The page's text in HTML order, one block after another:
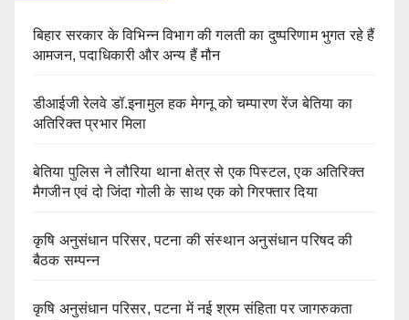
बिहार सरकार के विभिन्न विभाग की गलती का दुष्परिणाम भुगत रहे हैं
आमजन, पदाधिकारी और अन्य हैं मौन
डीआईजी रेलवे डॉ.इनामुल हक मेगनू को चम्पारण रेंज बेतिया का
अतिरिक्त प्रभार मिला
बेतिया पुलिस ने लौरिया थाना क्षेत्र से एक पिस्टल, एक अतिरिक्त
मैगजीन एवं दो जिंदा गोली के साथ एक को गिरफ्तार दिया
कृषि अनुसंधान परिसर, पटना की संस्थान अनुसंधान परिषद की
बैठक सम्पन्न
कृषि अनुसंधान परिसर, पटना में नई श्रम संहिता पर जागरुकता